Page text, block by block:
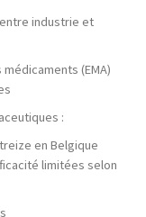
entre industrie et
(EMA)
:
en Belgique
limitées selon